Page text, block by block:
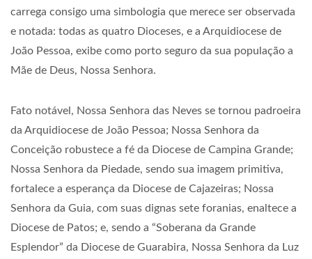
carrega consigo uma simbologia que merece ser observada
e notada: todas as quatro Dioceses, e a Arquidiocese de
João Pessoa, exibe como porto seguro da sua população a
Mãe de Deus, Nossa Senhora.
Fato notável, Nossa Senhora das Neves se tornou padroeira
da Arquidiocese de João Pessoa; Nossa Senhora da
Conceição robustece a fé da Diocese de Campina Grande;
Nossa Senhora da Piedade, sendo sua imagem primitiva,
fortalece a esperança da Diocese de Cajazeiras; Nossa
Senhora da Guia, com suas dignas sete foranias, enaltece a
Diocese de Patos; e, sendo a “Soberana da Grande
Esplendor” da Diocese de Guarabira, Nossa Senhora da Luz